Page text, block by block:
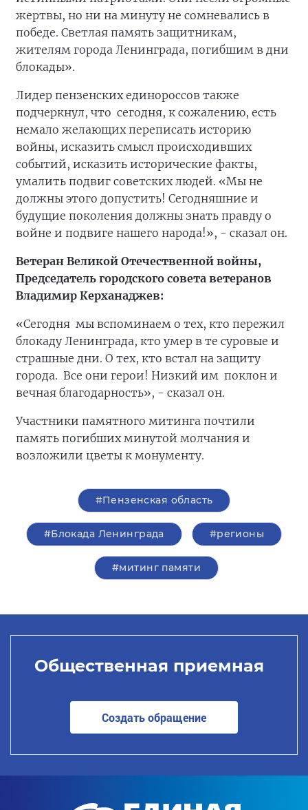
жертвы, но ни на минуту не сомневались в
победе. Светлая память защитникам,
жителям города Ленинграда, погибшим в дни
блокады».
Лидер пензенских единороссов также
подчеркнул, что сегодня, к сожалению, есть
немало желающих переписать историю
войны, исказить смысл происходивших
событий, исказить исторические факты,
умалить подвиг советских людей. «Мы не
должны этого допустить! Сегодняшние и
будущие поколения должны знать правду о
войне и подвиге нашего народа!», - сказал он.
Ветеран Великой Отечественной войны,
Председатель городского совета ветеранов
Владимир Керханаджев:
«Сегодня мы вспоминаем о тех, кто пережил
блокаду Ленинграда, кто умер в те суровые и
страшные дни. О тех, кто встал на защиту
города. Все они герои! Низкий им поклон и
вечная благодарность», - сказал он.
Участники памятного митинга почтили
память погибших минутой молчания и
возложили цветы к монументу.
#Пензенская область
#Блокада Ленинграда #регионы
#митинг памяти
Общественная приемная
Создать обращение